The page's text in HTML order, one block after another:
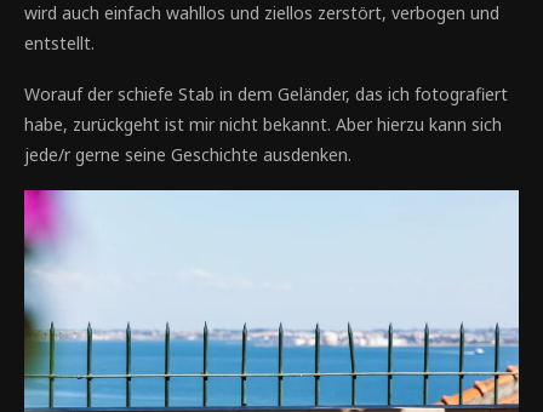
wird auch einfach wahllos und ziellos zerstört, verbogen und
entstellt.
Worauf der schiefe Stab in dem Geländer, das ich fotografiert
habe, zurückgeht ist mir nicht bekannt. Aber hierzu kann sich
jede/r gerne seine Geschichte ausdenken.